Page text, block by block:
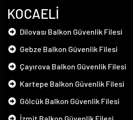
KOCAELİ
Dilovası Balkon Güvenlik Filesi
Gebze Balkon Güvenlik Filesi
Çayırova Balkon Güvenlik Filesi
Kartepe Balkon Güvenlik Filesi
Gölcük Balkon Güvenlik Filesi